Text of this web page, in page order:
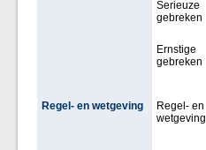
Serieuze
gebreken
Ernstige
gebreken
Regel- en wetgeving
Regel- en
wetgeving